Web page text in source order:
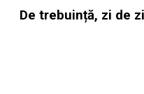
De trebuință, zi de zi